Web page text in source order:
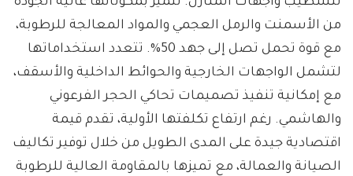
من الأسمنت والرمل العجمي والمواد المعالجة للرطوبة،
مع قوة تحمل تصل إلى جهد 50%. تتعدد استخداماتها
لتشمل الواجهات الخارجية والحوائط الداخلية والأسقف،
مع إمكانية تنفيذ تصميمات تحاكي الحجر الفرعوني
والهاشمي. رغم ارتفاع تكلفتها الأولية، تقدم قيمة
اقتصادية جيدة على المدى الطويل من خلال توفير تكاليف
الصيانة والعمالة، مع تميزها بالمقاومة العالية للرطوبة